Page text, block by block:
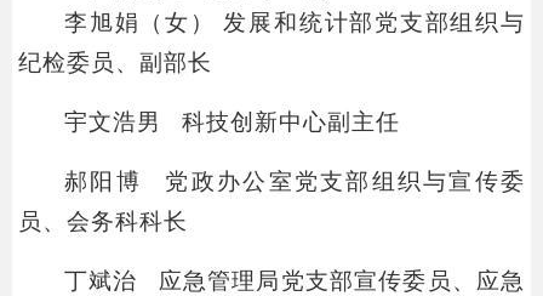
李旭娟（女） 发展和统计部党支部组织与
纪检委员、副部长
宇文浩男 科技创新中心副主任
郝阳博 党政办公室党支部组织与宣传委
员、会务科科长
丁斌治 应急管理局党支部宣传委员、应急